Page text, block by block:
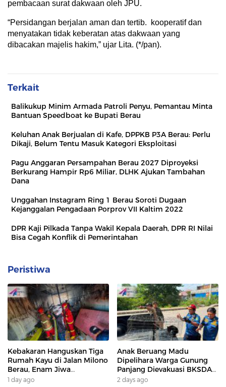
pembacaan surat dakwaan oleh JPU.
“Persidangan berjalan aman dan tertib. kooperatif dan
menyatakan tidak keberatan atas dakwaan yang
dibacakan majelis hakim,” ujar Lita. (*/pan).
Terkait
Balikukup Minim Armada Patroli Penyu, Pemantau Minta
Bantuan Speedboat ke Bupati Berau
Keluhan Anak Berjualan di Kafe, DPPKB P3A Berau: Perlu
Dikaji, Belum Tentu Masuk Kategori Eksploitasi
Pagu Anggaran Persampahan Berau 2027 Diproyeksi
Berkurang Hampir Rp6 Miliar, DLHK Ajukan Tambahan
Dana
Unggahan Instagram Ring 1 Berau Soroti Dugaan
Kejanggalan Pengadaan Porprov VII Kaltim 2022
DPR Kaji Pilkada Tanpa Wakil Kepala Daerah, DPR RI Nilai
Bisa Cegah Konflik di Pemerintahan
Peristiwa
Kebakaran Hanguskan Tiga
Rumah Kayu di Jalan Milono
Berau, Enam Jiwa
Terdampak
1 day ago
Anak Beruang Madu
Dipelihara Warga Gunung
Panjang Dievakuasi BKSDA
Dan DAMKAR
2 days ago